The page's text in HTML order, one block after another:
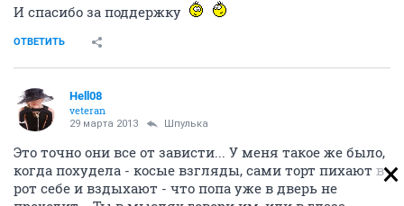
И спасибо за поддержку
ОТВЕТИТЬ
Hell08
veteran
29 марта 2013 Шпулька
Это точно они все от зависти... У меня такое же было,
когда похудела - косые взгляды, сами торт пихают в
рот себе и вздыхают - что попа уже в дверь не